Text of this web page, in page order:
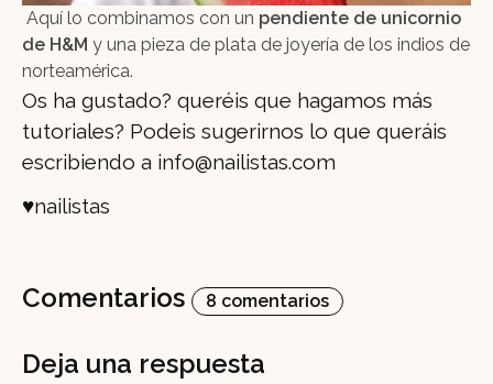
Aquí lo combinamos con un pendiente de unicornio
de H&M y una pieza de plata de joyería de los indios de
norteamérica.
Os ha gustado? queréis que hagamos más
tutoriales? Podeis sugerirnos lo que queráis
escribiendo a info@nailistas.com
♥nailistas
Comentarios 8 comentarios
Deja una respuesta